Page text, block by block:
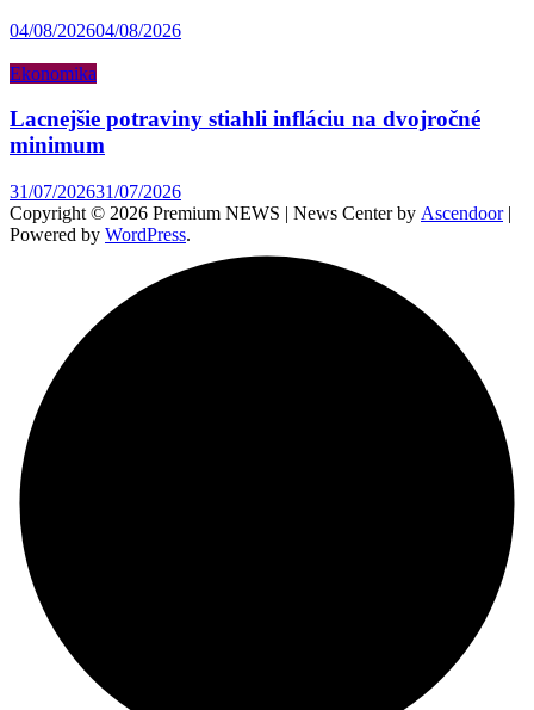
04/08/202604/08/2026
Ekonomika
Lacnejšie potraviny stiahli infláciu na dvojročné
minimum
31/07/202631/07/2026
Copyright © 2026 Premium NEWS | News Center by Ascendoor|
Powered by WordPress.